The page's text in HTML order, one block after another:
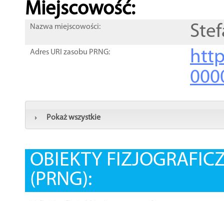
Miejscowość:
Nazwa miejscowości:
Adres URI zasobu PRNG:
Pokaż wszystkie
OBIEKTY
(PRNG):